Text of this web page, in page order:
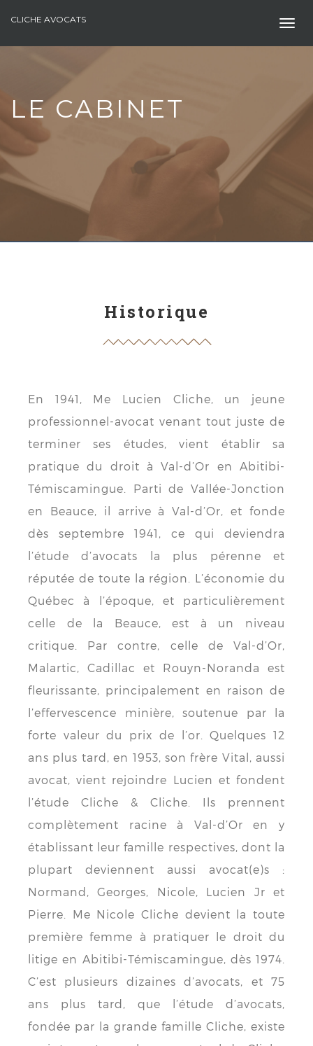
CLICHE AVOCATS
LE CABINET
Historique
En 1941, Me Lucien Cliche, un jeune
professionnel-avocat venant tout juste de
terminer ses études, vient établir sa
pratique du droit à Val-d’Or en Abitibi-
Témiscamingue. Parti de Vallée-Jonction
en Beauce, il arrive à Val-d’Or, et fonde
dès septembre 1941, ce qui deviendra
l’étude d’avocats la plus pérenne et
réputée de toute la région. L’économie du
Québec à l’époque, et particulièrement
celle de la Beauce, est à un niveau
critique. Par contre, celle de Val-d’Or,
Malartic, Cadillac et Rouyn-Noranda est
fleurissante, principalement en raison de
l’effervescence minière, soutenue par la
forte valeur du prix de l’or. Quelques 12
ans plus tard, en 1953, son frère Vital, aussi
avocat, vient rejoindre Lucien et fondent
l’étude Cliche & Cliche. Ils prennent
complètement racine à Val-d’Or en y
établissant leur famille respectives, dont la
plupart deviennent aussi avocat(e)s :
Normand, Georges, Nicole, Lucien Jr et
Pierre. Me Nicole Cliche devient la toute
première femme à pratiquer le droit du
litige en Abitibi-Témiscamingue, dès 1974.
C’est plusieurs dizaines d’avocats, et 75
ans plus tard, que l’étude d’avocats,
fondée par la grande famille Cliche, existe